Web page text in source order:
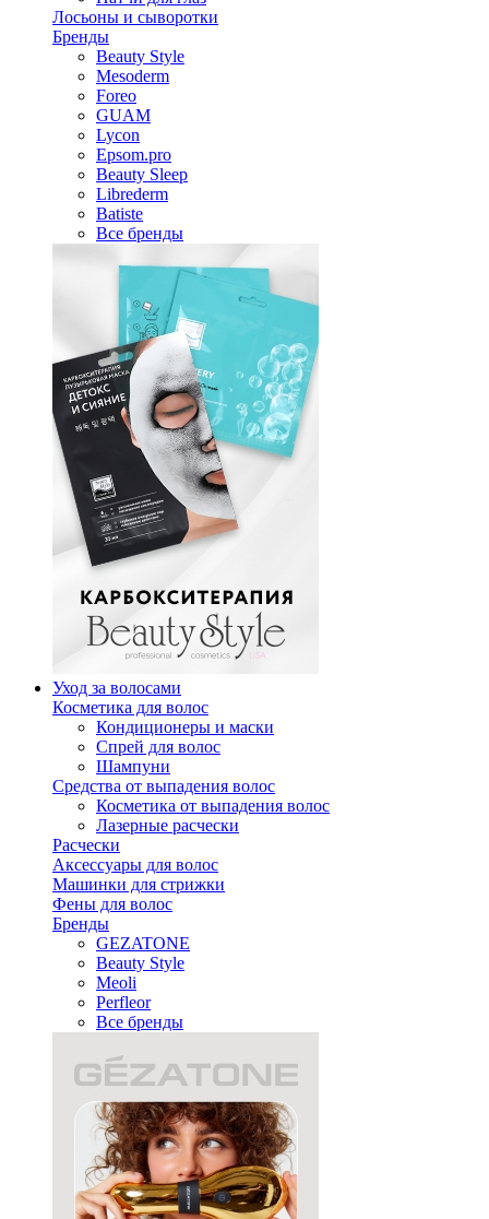
Лосьоны и сыворотки
Бренды
Beauty Style
Mesoderm
Foreo
GUAM
Lycon
Epsom.pro
Beauty Sleep
Librederm
Batiste
Все бренды
Уход за волосами
Косметика для волос
Кондиционеры и маски
Спрей для волос
Шампуни
Средства от выпадения волос
Косметика от выпадения волос
Лазерные расчески
Расчески
Аксессуары для волос
Машинки для стрижки
Фены для волос
Бренды
GEZATONE
Beauty Style
Meoli
Perfleor
Все бренды